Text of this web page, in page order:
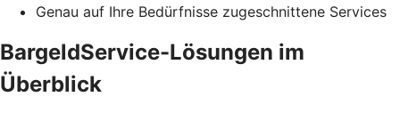
Genau auf Ihre Bedürfnisse zugeschnittene Services
BargeldService-Lösungen im
Überblick